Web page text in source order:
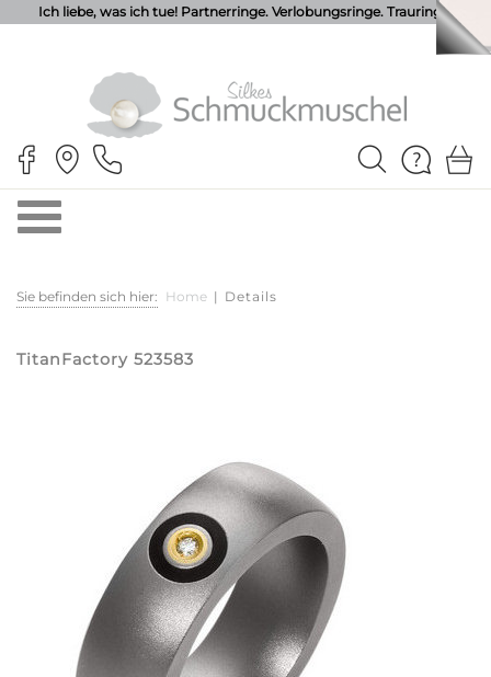
Ich liebe, was ich tue! Partnerringe. Verlobungsringe. Trauringe.
Sie befinden sich hier: Home | Details
TitanFactory 523583